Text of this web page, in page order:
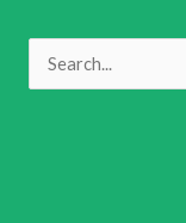
Pesquisar